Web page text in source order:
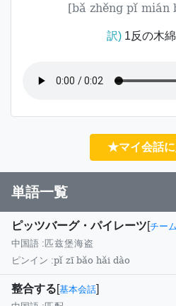
[bǎ zhěng pǐ mián
訳) 1反の木
★マイ会話に
単語一覧
ピッツバーグ・パイレーツ[チー
中国語 : 匹兹堡海盗
ピンイン :pǐ zī bǎo hǎi dào
整合する[基本会話]